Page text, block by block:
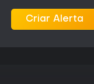
Criar Alerta